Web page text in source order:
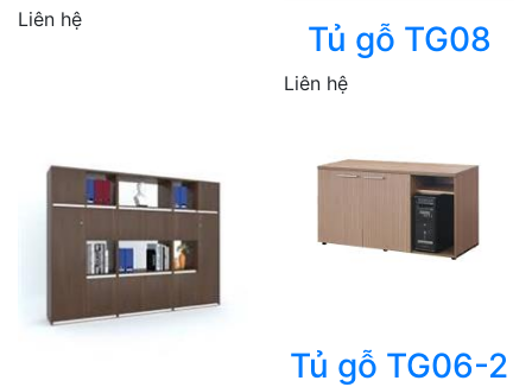
Liên hệ Tủ gỗ TG08
Liên hệ
Tủ gỗ TG06-2